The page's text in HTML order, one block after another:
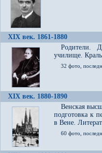
XIX век. 1861-1880
Родители.
училище.
32 фото,
XIX век. 1880-1890
Венская
подготовка к
в Вене.
60 фото,